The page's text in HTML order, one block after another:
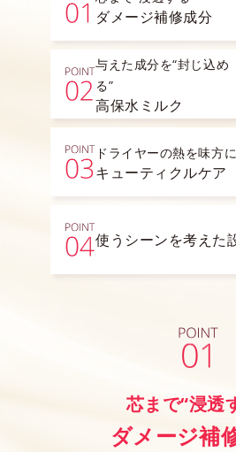
ダメージ補修成分
与えた成分を“封じ込め
る”
高保水ミルク
ドライヤーの熱を味方に
キューティクルケア
使うシーンを考えた
芯まで“浸透
ダメージ補